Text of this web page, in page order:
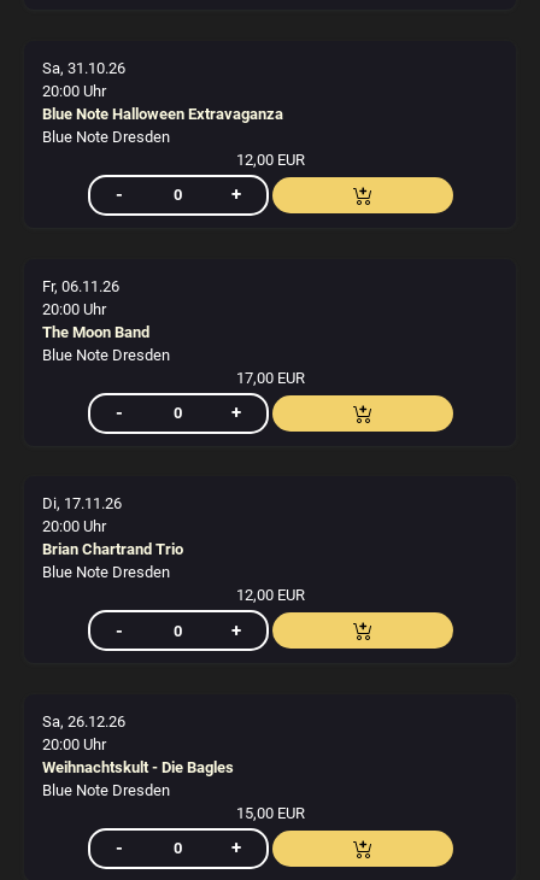
Sa, 31.10.26
20:00 Uhr
Blue Note Halloween Extravaganza
Blue Note Dresden
12,00 EUR
Fr, 06.11.26
20:00 Uhr
The Moon Band
Blue Note Dresden
17,00 EUR
Di, 17.11.26
20:00 Uhr
Brian Chartrand Trio
Blue Note Dresden
12,00 EUR
Sa, 26.12.26
20:00 Uhr
Weihnachtskult - Die Bagles
Blue Note Dresden
15,00 EUR